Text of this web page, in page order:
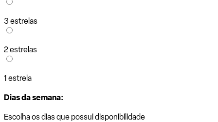
3 estrelas
2 estrelas
1 estrela
Dias da semana:
Escolha os dias que possui disponibilidade